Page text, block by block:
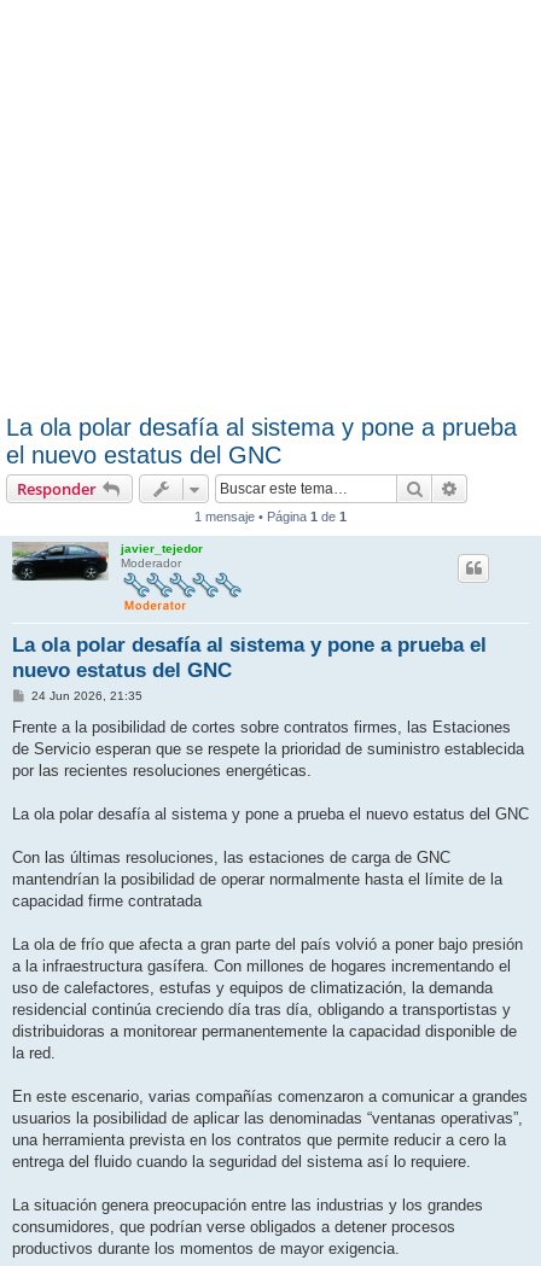
La ola polar desafía al sistema y pone a prueba
el nuevo estatus del GNC
Responder Buscar
1 mensaje • Página 1 de 1
javier_tejedor
Moderador
La ola polar desafía al sistema y pone a prueba el
nuevo estatus del GNC
M
n
a
j
24 Jun 2026, 21:35
Frente a la posibilidad de cortes sobre contratos firmes, las Estaciones
de Servicio esperan que se respete la prioridad de suministro establecida
por las recientes resoluciones energéticas.
La ola polar desafía al sistema y pone a prueba el nuevo estatus del GNC
Con las últimas resoluciones, las estaciones de carga de GNC
mantendrían la posibilidad de operar normalmente hasta el límite de la
capacidad firme contratada
La ola de frío que afecta a gran parte del país volvió a poner bajo presión
a la infraestructura gasífera. Con millones de hogares incrementando el
uso de calefactores, estufas y equipos de climatización, la demanda
residencial continúa creciendo día tras día, obligando a transportistas y
distribuidoras a monitorear permanentemente la capacidad disponible de
la red.
En este escenario, varias compañías comenzaron a comunicar a grandes
usuarios la posibilidad de aplicar las denominadas “ventanas operativas”,
una herramienta prevista en los contratos que permite reducir a cero la
entrega del fluido cuando la seguridad del sistema así lo requiere.
La situación genera preocupación entre las industrias y los grandes
consumidores, que podrían verse obligados a detener procesos
productivos durante los momentos de mayor exigencia.